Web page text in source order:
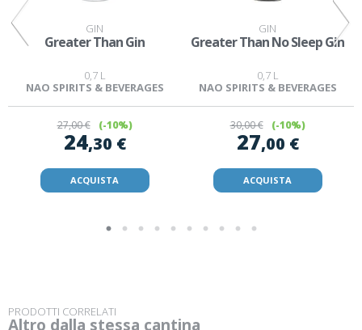
GIN
Greater Than Gin
0,7 L
NAO SPIRITS & BEVERAGES
27,00 € (-10%)
24,30 €
ACQUISTA
GIN
Greater Than No Sleep Gin
0,7 L
NAO SPIRITS & BEVERAGES
30,00 € (-10%)
27,00 €
ACQUISTA
PRODOTTI CORRELATI
Altro dalla stessa cantina